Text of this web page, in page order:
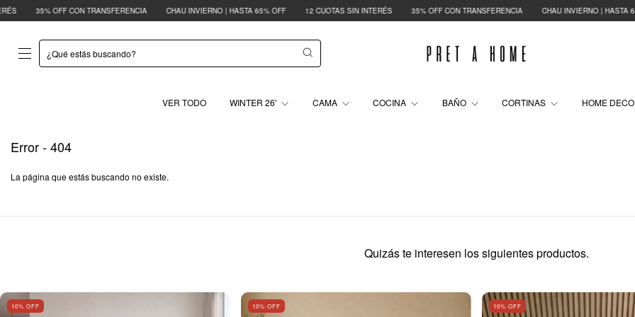
35% OFF CON TRANSFERENCIA CHAU INVIERNO | HASTA 65% OFF 12 CUOTAS SIN INTERÉS 35% OFF CON TRANSFERENCIA CHAU INVIERNO | HASTA 65% OFF
VER TODO WINTER 26' CAMA COCINA BAÑO CORTINAS HOME DECO
Error - 404
La página que estás buscando no existe.
Quizás te interesen los siguientes productos.
10% OFF 10% OFF 10% OFF